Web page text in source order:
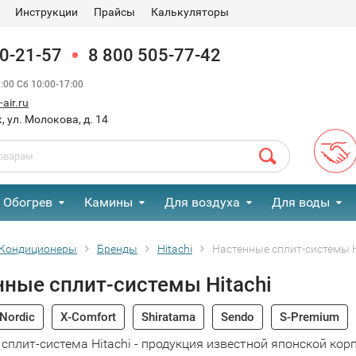
Инструкции Прайсы Калькуляторы
21-57 8 800 505-77-42
Сб 10:00-17:00
air.ru
ул. Молокова, д. 14
Обогрев Камины Для воздуха Для воды
Бренды Hitachi Настенные сплит-системы
сплит-системы Hitachi
Х-Сomfort Shiratama Sendo S-Premium
система Hitachi - продукция известной японской